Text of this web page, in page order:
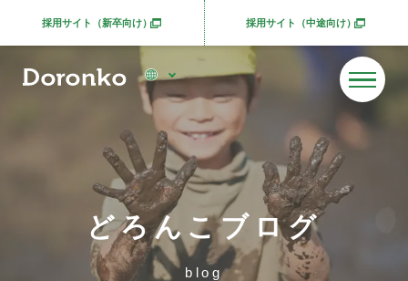
採用サイト（新卒向け）別ウィンドウで開きます 採用サイト（中途向け）別ウィンドウで開きま
どろんこブログ
blog